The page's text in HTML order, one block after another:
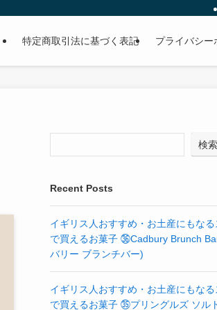
特定商取引法に基づく表記 プライバシー
検索
Recent Posts
イギリス人おすすめ・お土産にもなる
で買えるお菓子 ㊱Cadbury Brunch
バリー ブランチバー)
イギリス人おすすめ・お土産にもなる
で買えるお菓子 ㉟プリングルズ ソル